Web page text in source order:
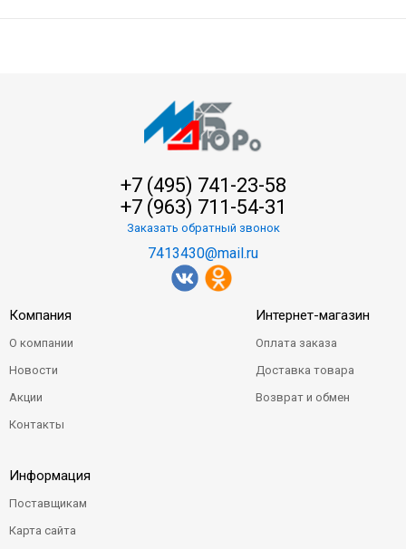
+7 (495) 741-23-58
+7 (963) 711-54-31
Заказать обратный звонок
7413430@mail.ru
Компания
О компании
Новости
Акции
Контакты
Интернет-магазин
Оплата заказа
Доставка товара
Возврат и обмен
Информация
Поставщикам
Карта сайта